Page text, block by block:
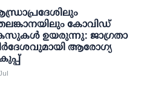
കോവിഡ്
ഉയരുന്നു: ജാഗ്രതാ
ആരോഗ്യ